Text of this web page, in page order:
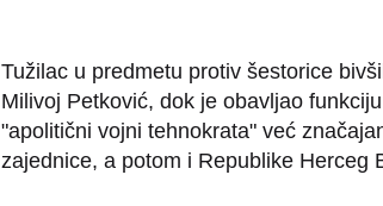
Tužilac u predmetu protiv šestorice
Milivoj Petković, dok je obavljao
"apolitični vojni tehnokrata" već
zajednice, a potom i Republike Herceg